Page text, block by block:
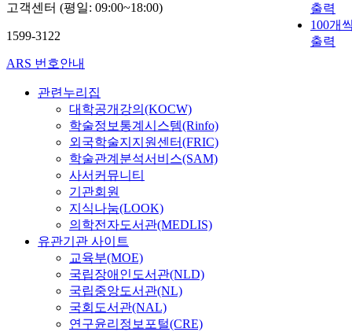
출력
100개
출력
고객센터 (평일: 09:00~18:00)
1599-3122
ARS 번호안내
관련누리집
대학공개강의(KOCW)
학술정보통계시스템(Rinfo)
외국학술지지원센터(FRIC)
학술관계분석서비스(SAM)
사서커뮤니티
기관회원
지식나눔(LOOK)
의학전자도서관(MEDLIS)
유관기관 사이트
교육부(MOE)
국립장애인도서관(NLD)
국립중앙도서관(NL)
국회도서관(NAL)
연구윤리정보포털(CRE)